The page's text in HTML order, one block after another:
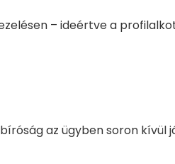
– ideértve a
az ügyben soron kívül